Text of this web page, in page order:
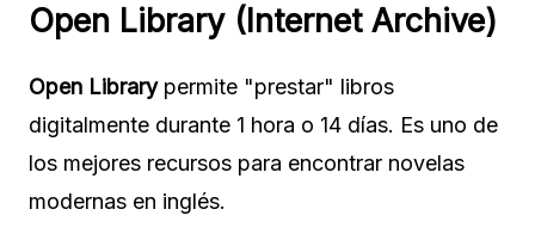
Open Library (Internet Archive)
Open Librarypermite "prestar" libros
digitalmente durante 1 hora o 14 días. Es uno de
los mejores recursos para encontrar novelas
modernas en inglés.